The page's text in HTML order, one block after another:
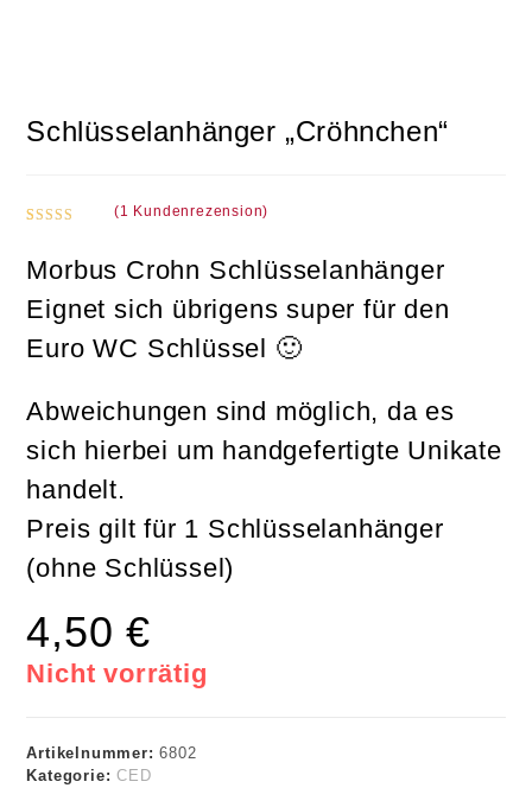
Schlüsselanhänger „Cröhnchen“
mit
5.00
von 5,
basierend
Kundenbe
(1 Kundenrezension)
Morbus Crohn Schlüsselanhänger
Eignet sich übrigens super für den
Euro WC Schlüssel 🙂
Abweichungen sind möglich, da es
sich hierbei um handgefertigte Unikate
handelt.
Preis gilt für 1 Schlüsselanhänger
(ohne Schlüssel)
4,50€
Nicht vorrätig
Artikelnummer:6802
Kategorie:CED